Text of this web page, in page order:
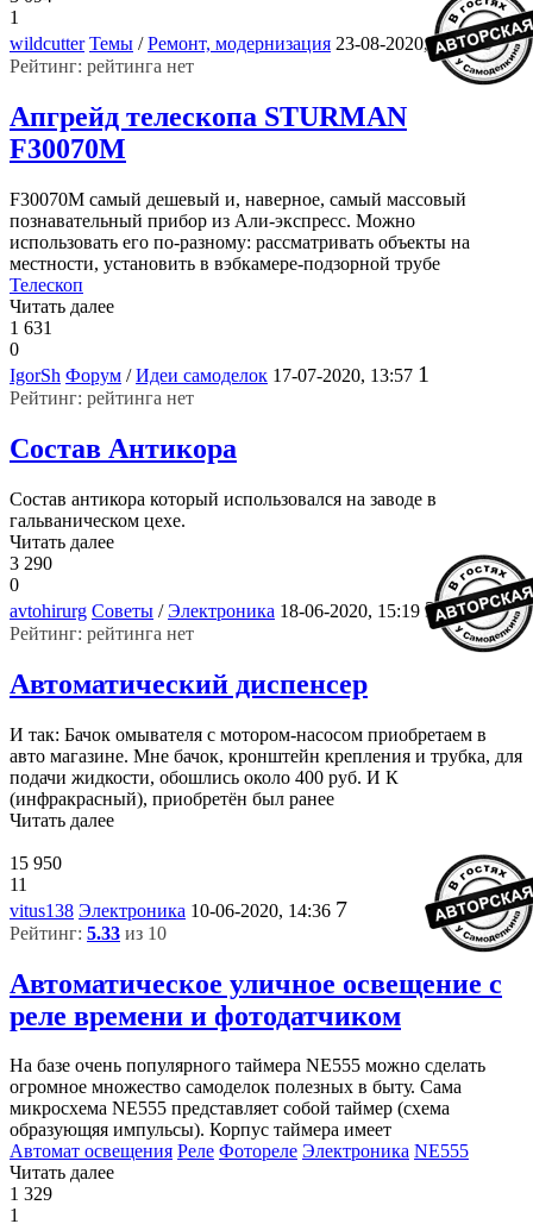
1
wildcutter Темы /Ремонт, модернизация 23-08-2020, 08:45 3
Рейтинг: рейтинга нет
Апгрейд телескопа STURMAN
F30070M
F30070M самый дешевый и, наверное, самый массовый
познавательный прибор из Али-экспресс. Можно
использовать его по-разному: рассматривать объекты на
местности, установить в вэбкамере-подзорной трубе
Телескоп
Читать далее
1 631
0
IgorSh Форум /Идеи самоделок 17-07-2020, 13:57 1
Рейтинг: рейтинга нет
Состав Антикора
Состав антикора который использовался на заводе в
гальваническом цехе.
Читать далее
3 290
0
avtohirurg Советы /Электроника 18-06-2020, 15:19 2
Рейтинг: рейтинга нет
Автоматический диспенсер
И так: Бачок омывателя с мотором-насосом приобретаем в
авто магазине. Мне бачок, кронштейн крепления и трубка, для
подачи жидкости, обошлись около 400 руб. И К
(инфракрасный), приобретён был ранее
Читать далее
15 950
11
vitus138 Электроника 10-06-2020, 14:36 7
Рейтинг: 5.33 из 10
Автоматическое уличное освещение с
реле времени и фотодатчиком
На базе очень популярного таймера NE555 можно сделать
огромное множество самоделок полезных в быту. Сама
микросхема NE555 представляет собой таймер (схема
образующяя импульсы). Корпус таймера имеет
Автомат освещения Реле Фотореле Электроника NE555
Читать далее
1 329
1